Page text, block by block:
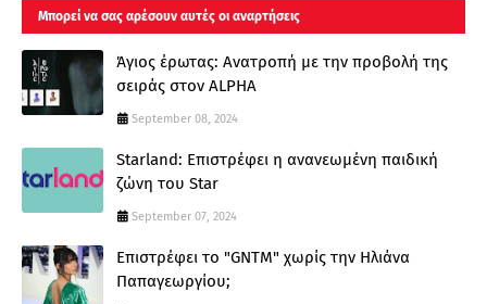
Μπορεί να σας αρέσουν αυτές οι αναρτήσεις
Άγιος έρωτας: Ανατροπή με την προβολή της
σειράς στον ALPHA
September 08, 2024
Starland: Επιστρέφει η ανανεωμένη παιδική
ζώνη του Star
September 07, 2024
Επιστρέφει το "GNTM" χωρίς την Ηλιάνα
Παπαγεωργίου;